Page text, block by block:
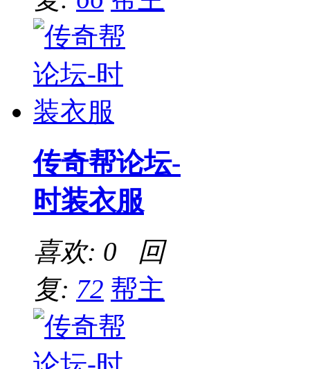
传奇帮论坛-
时装衣服
喜欢: 0 回
复: 72 帮主